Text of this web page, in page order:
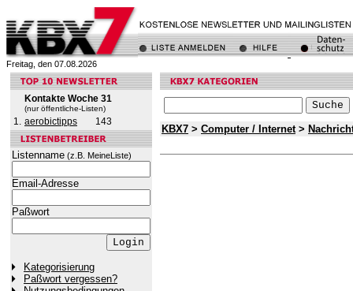
Freitag, den 07.08.2026
Kontakte Woche 31
(nur öffentliche-Listen)
1. aerobictipps 143
Listenname (z.B. MeineListe)
Email-Adresse
Paßwort
Kategorisierung
Paßwort vergessen?
KBX7 > Computer / Internet>